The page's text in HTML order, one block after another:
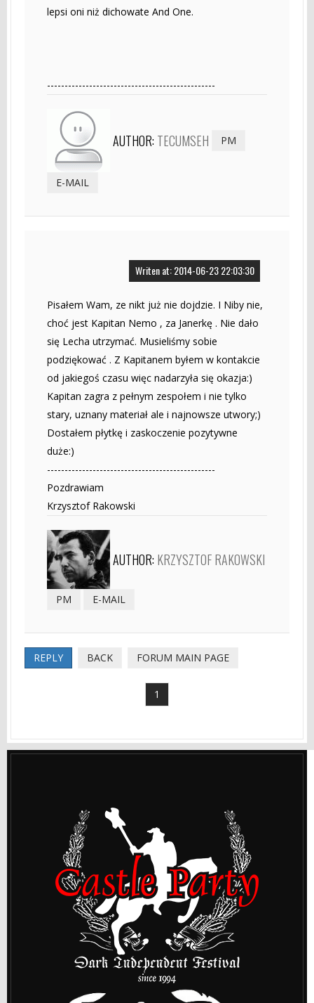
lepsi oni niż dichowate And One.
------------------------------------------------
AUTHOR: TECUMSEH PM
E-MAIL
Writen at: 2014-06-23 22:03:30
Pisałem Wam, ze nikt już nie dojdzie. I Niby nie,
choć jest Kapitan Nemo , za Janerkę . Nie dało
się Lecha utrzymać. Musieliśmy sobie
podziękować . Z Kapitanem byłem w kontakcie
od jakiegoś czasu więc nadarzyła się okazja:)
Kapitan zagra z pełnym zespołem i nie tylko
stary, uznany materiał ale i najnowsze utwory;)
Dostałem płytkę i zaskoczenie pozytywne
duże:)
------------------------------------------------
Pozdrawiam
Krzysztof Rakowski
AUTHOR: KRZYSZTOF RAKOWSKI
PM E-MAIL
REPLY BACK FORUM MAIN PAGE
1